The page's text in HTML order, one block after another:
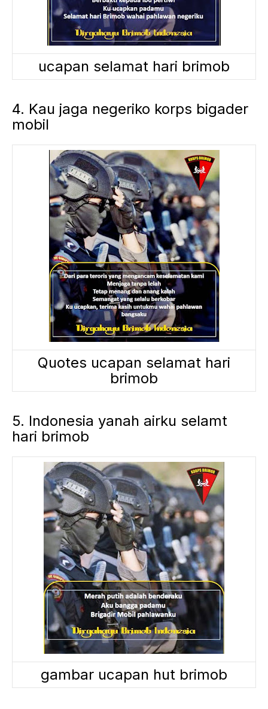
ucapan selamat hari brimob
4. Kau jaga negeriko korps bigader
mobil
Quotes ucapan selamat hari
brimob
5. Indonesia yanah airku selamt
hari brimob
gambar ucapan hut brimob